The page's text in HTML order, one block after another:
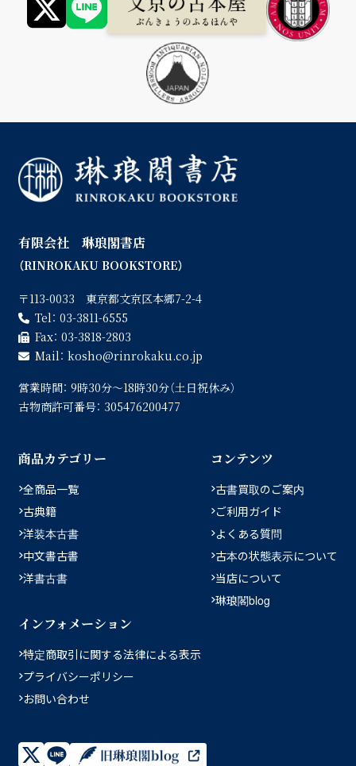
有限会社 琳琅閣書店
（RINROKAKU BOOKSTORE）
〒113-0033 東京都文京区本郷7-2-4
Tel： 03-3811-6555
Fax： 03-3818-2803
Mail： kosho
rinrokaku.co.jp
営業時間： 9時30分〜18時30分（土日祝休み）
古物商許可番号： 305476200477
商品カテゴリー
全商品一覧
古典籍
洋装本古書
中文書古書
洋書古書
コンテンツ
古書買取のご案内
ご利用ガイド
よくある質問
古本の状態表示について
当店について
琳琅閣blog
インフォメーション
特定商取引に関する法律による表示
プライバシーポリシー
お問い合わせ